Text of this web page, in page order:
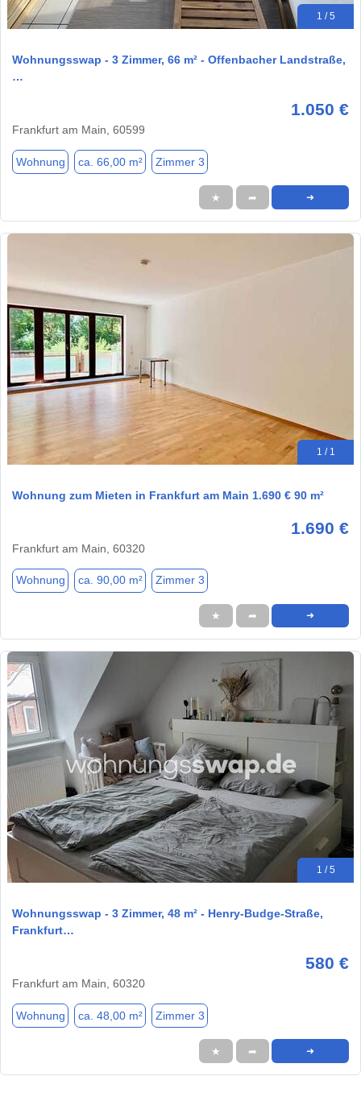
1 / 5
Wohnungsswap - 3 Zimmer, 66 m² - Offenbacher Landstraße,
…
1.050 €
Frankfurt am Main, 60599
Wohnung ca. 66,00 m² Zimmer 3
★ ➦ ➜
1 / 1
Wohnung zum Mieten in Frankfurt am Main 1.690 € 90 m²
1.690 €
Frankfurt am Main, 60320
Wohnung ca. 90,00 m² Zimmer 3
★ ➦ ➜
1 / 5
Wohnungsswap - 3 Zimmer, 48 m² - Henry-Budge-Straße,
Frankfurt…
580 €
Frankfurt am Main, 60320
Wohnung ca. 48,00 m² Zimmer 3
★ ➦ ➜